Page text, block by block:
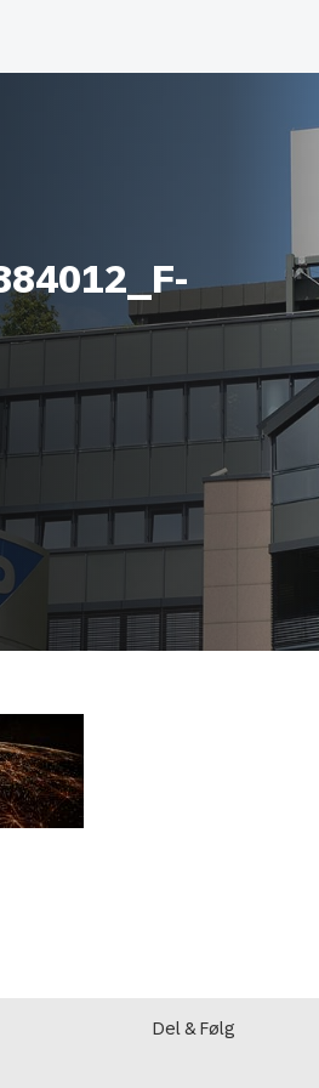
Del & Følg